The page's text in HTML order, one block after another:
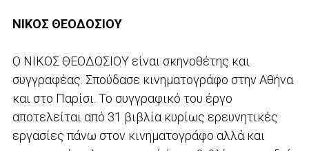
ΝΙΚΟΣ ΘΕΟΔΟΣΙΟΥ
Ο ΝΙΚΟΣ ΘΕΟΔΟΣΙΟΥ είναι σκηνοθέτης και
συγγραφέας. Σπούδασε κινηματογράφο στην Αθήνα
και στο Παρίσι. Το συγγραφικό του έργο
αποτελείται από 31 βιβλία κυρίως ερευνητικές
εργασίες πάνω στον κινηματογράφο αλλά και